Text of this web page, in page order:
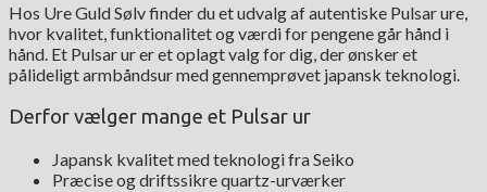
Hos Ure Guld Sølv finder du et udvalg af autentiske Pulsar ure,
hvor kvalitet, funktionalitet og værdi for pengene går hånd i
hånd. Et Pulsar ur er et oplagt valg for dig, der ønsker et
pålideligt armbåndsur med gennemprøvet japansk teknologi.
Derfor vælger mange et Pulsar ur
Japansk kvalitet med teknologi fra Seiko
Præcise og driftssikre quartz-urværker